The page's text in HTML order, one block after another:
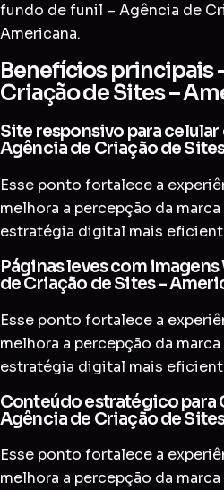
fundo de funil – Agência de
Americana.
Benefícios principais
Criação de Sites –
Site responsivo para celular
Agência de Criação de
Esse ponto fortalece a
melhora a percepção da
estratégia digital mais
Páginas leves com imagens
de Criação de Sites –
Esse ponto fortalece a
melhora a percepção da
estratégia digital mais
Conteúdo estratégico para
Agência de Criação de
Esse ponto fortalece a
melhora a percepção da